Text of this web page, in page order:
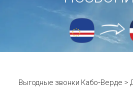
Выгодные звонки Кабо-Верде >